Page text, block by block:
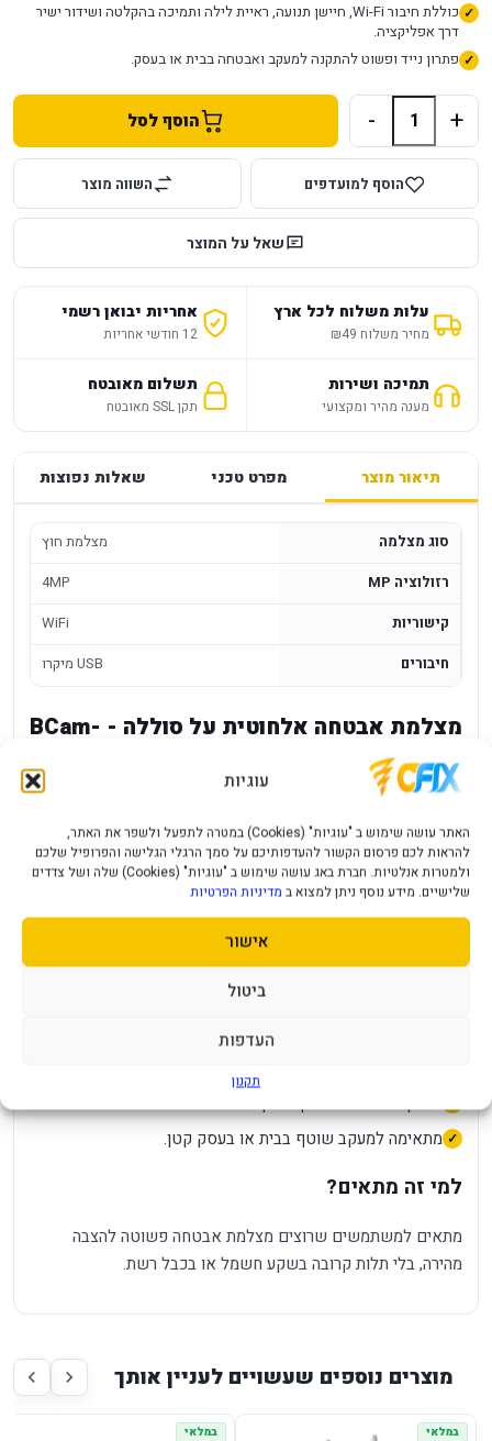
עוגיות
האתר עושה שימוש ב "עוגיות" (Cookies) במטרה לתפעל ולשפר את האתר,
להראות לכם פרסום הקשור להעדפותיכם על סמך הרגלי הגלישה והפרופיל שלכם
ולמטרות אנלטיות. חברת באג עושה שימוש ב "עוגיות" (Cookies) שלה ושל צדדים
שלישיים. מידע נוסף ניתן למצוא ב מדיניות הפרטיות
אישור
ביטול
העדפות
תקנון
כוללת חיבור Wi-Fi, חיישן תנועה, ראיית לילה ותמיכה בהקלטה ושידור ישיר
דרך אפליקציה.
פתרון נייד ופשוט להתקנה למעקב ואבטחה בבית או בעסק.
+
- הוסף לסל
הוסף למועדפים השווה מוצר
שאל על המוצר
עלות משלוח לכל ארץ
מחיר משלוח ₪49
אחריות יבואן רשמי
12 חודשי אחריות
תמיכה ושירות
מענה מהיר ומקצועי
תשלום מאובטח
תקן SSL מאובטח
תיאור מוצר מפרט טכני שאלות נפוצות
סוג מצלמה
מצלמת חוץ
רזולוציה MP
4MP
קישוריות
WiFi
חיבורים
מיקרו USB
מצלמת אבטחה אלחוטית על סוללה - BCam-
05
מצלמת אבטחה אלחוטית BCam-05 הפועלת על סוללה, מתאימה
למעקב באזורים שבהם רוצים התקנה נקייה ופשוטה יותר. היא
מיועדת לשימושים ביתיים ועסקיים קלים, במיוחד כאשר אין נקודת
חשמל זמינה ליד מקום ההתקנה או כאשר רוצים להימנע מפריסת
כבלים.
יתרונות מרכזיים
מתאימה לניטור כניסות, חדרים ואזורים חיצוניים מוגנים בהתאם
פתרון נוח למי שמעדיף התקנה מינימלית.
מתאימה למעקב שוטף בבית או בעסק קטן.
למי זה מתאים?
מתאים למשתמשים שרוצים מצלמת אבטחה פשוטה להצבה
מהירה, בלי תלות קרובה בשקע חשמל או בכבל רשת.
מוצרים נוספים שעשויים לעניין אותך
במלאי במלאי